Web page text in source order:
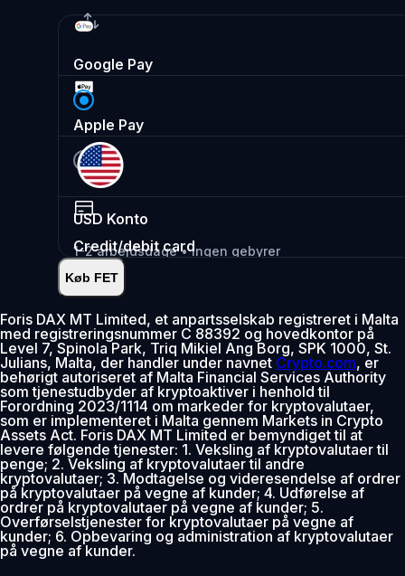
Google Pay
Apple Pay
USD Konto
1-2 arbejdsdage • Ingen gebyrer
Credit/debit card
Øjeblikkelig
0% gebyr de første 30 dage
Tilføj
Køb FET
Foris DAX MT Limited, et anpartsselskab registreret i Malta
med registreringsnummer C 88392 og hovedkontor på
Level 7, Spinola Park, Triq Mikiel Ang Borg, SPK 1000, St.
Julians, Malta, der handler under navnet Crypto.com, er
behørigt autoriseret af Malta Financial Services Authority
som tjenestudbyder af kryptoaktiver i henhold til
Forordning 2023/1114 om markeder for kryptovalutaer,
som er implementeret i Malta gennem Markets in Crypto
Assets Act. Foris DAX MT Limited er bemyndiget til at
levere følgende tjenester: 1. Veksling af kryptovalutaer til
penge; 2. Veksling af kryptovalutaer til andre
kryptovalutaer; 3. Modtagelse og videresendelse af ordrer
på kryptovalutaer på vegne af kunder; 4. Udførelse af
ordrer på kryptovalutaer på vegne af kunder; 5.
Overførselstjenester for kryptovalutaer på vegne af
kunder; 6. Opbevaring og administration af kryptovalutaer
på vegne af kunder.